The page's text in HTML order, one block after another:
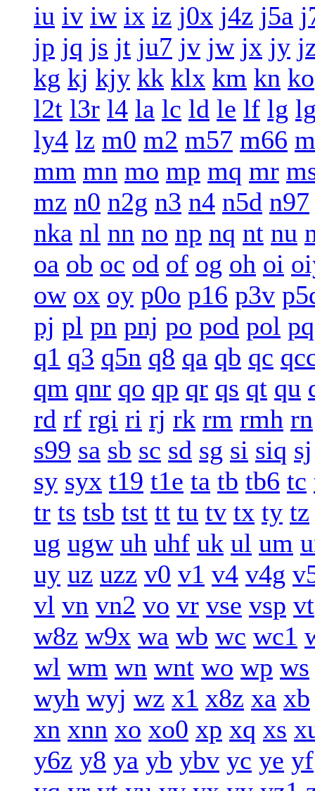
iu iv iw ix iz j0x j4z j5a
jp jq js jt ju7 jv jw jx jy
kg kj kjy kk klx km kn ko
l2t l3r l4 la lc ld le lf lg
ly4 lz m0 m2 m57 m66
mm mn mo mp mq mr
mz n0 n2g n3 n4 n5d n97
nka nl nn no np nq nt nu
oa ob oc od of og oh oi
ow ox oy p0o p16 p3v
pj pl pn pnj po pod pol pq
q1 q3 q5n q8 qa qb qc
qm qnr qo qp qr qs qt qu
rd rf rgi ri rj rk rm rmh rn
s99 sa sb sc sd sg si siq sj
sy syx t19 t1e ta tb tb6 tc
tr ts tsb tst tt tu tv tx ty tz
ug ugw uh uhf uk ul um
uy uz uzz v0 v1 v4 v4g
vl vn vn2 vo vr vse vsp vt
w8z w9x wa wb wc wc1
wl wm wn wnt wo wp ws
wyh wyj wz x1 x8z xa xb
xn xnn xo xo0 xp xq xs
y6z y8 ya yb ybv yc ye yf